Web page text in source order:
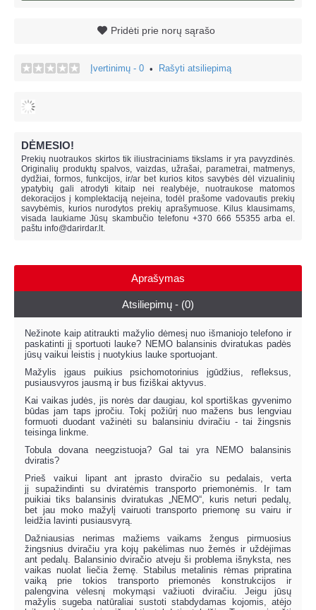
Pridėti prie norų sąrašo
Įvertinimų - 0 • Rašyti atsiliepimą
DĖMESIO!
Prekių nuotraukos skirtos tik iliustraciniams tikslams ir yra pavyzdinės.
Originalių produktų spalvos, vaizdas, užrašai, parametrai, matmenys,
dydžiai, formos, funkcijos, ir/ar bet kurios kitos savybės dėl vizualinių
ypatybių gali atrodyti kitaip nei realybėje, nuotraukose matomos
dekoracijos į komplektaciją neįeina, todėl prašome vadovautis prekių
savybėmis, kurios nurodytos prekių aprašymuose. Kilus klausimams,
visada laukiame Jūsų skambučio telefonu +370 666 55355 arba el.
paštu info@darirdar.lt.
Aprašymas
Atsiliepimų - (0)
Nežinote kaip atitraukti mažylio dėmesį nuo išmaniojo telefono ir
paskatinti jį sportuoti lauke? NEMO balansinis dviratukas padės
jūsų vaikui leistis į nuotykius lauke sportuojant.
Mažylis įgaus puikius psichomotorinius įgūdžius, refleksus,
pusiausvyros jausmą ir bus fiziškai aktyvus.
Kai vaikas judės, jis norės dar daugiau, kol sportiškas gyvenimo
būdas jam taps įpročiu. Tokį požiūrį nuo mažens bus lengviau
formuoti duodant važinėti su balansiniu dviračiu - tai žingsnis
teisinga linkme.
Tobula dovana neegzistuoja? Gal tai yra NEMO balansinis
dviratis?
Prieš vaikui lipant ant įprasto dviračio su pedalais, verta
jį supažindinti su dviratėmis transporto priemonėmis. Ir tam
puikiai tiks balansinis dviratukas „NEMO“, kuris neturi pedalų,
bet jau moko mažylį vairuoti transporto priemonę su vairu ir
leidžia lavinti pusiausvyrą.
Dažniausias nerimas mažiems vaikams žengus pirmuosius
žingsnius dviračiu yra kojų pakėlimas nuo žemės ir uždėjimas
ant pedalų. Balansinio dviračio atveju ši problema išnyksta, nes
vaikas nuolat liečia žemę. Stabilus metalinis rėmas pripratina
vaiką prie tokios transporto priemonės konstrukcijos ir
palengvina vėlesnį mokymąsi važiuoti dviračiu. Jeigu jūsų
mažylis sugeba natūraliai sustoti stabdydamas kojomis, atėjo